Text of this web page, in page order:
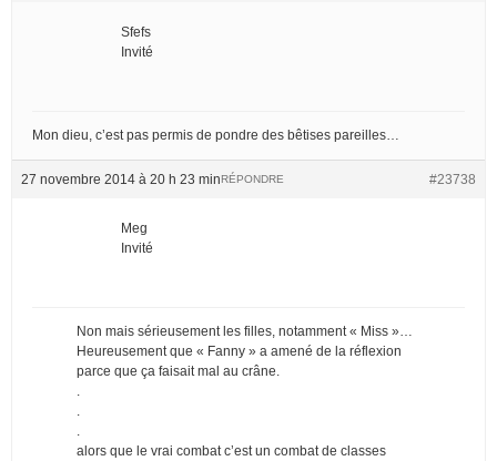
Sfefs
Invité
Mon dieu, c’est pas permis de pondre des bêtises pareilles…
27 novembre 2014 à 20 h 23 min #23738
RÉPONDRE
Meg
Invité
Non mais sérieusement les filles, notamment « Miss »…
Heureusement que « Fanny » a amené de la réflexion
parce que ça faisait mal au crâne.
alors que le vrai combat c’est un combat de classes